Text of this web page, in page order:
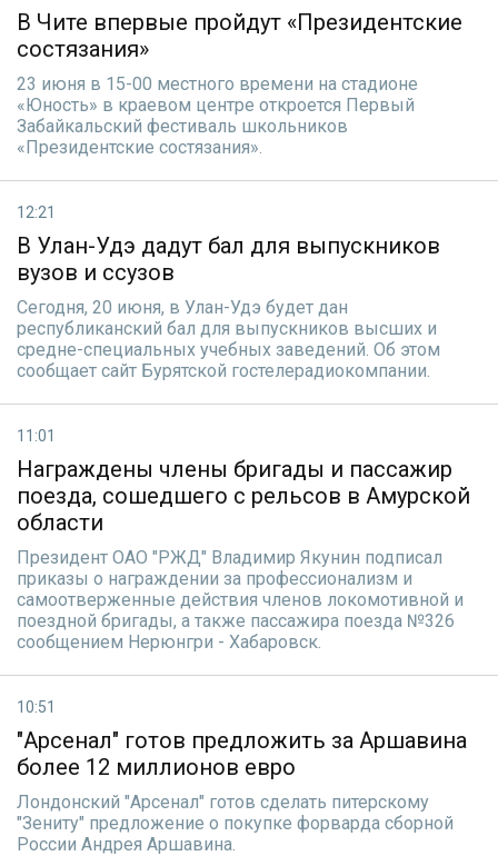
В Чите впервые пройдут «Президентские
состязания»
23 июня в 15-00 местного времени на стадионе
«Юность» в краевом центре откроется Первый
Забайкальский фестиваль школьников
«Президентские состязания».
12:21
В Улан-Удэ дадут бал для выпускников
вузов и ссузов
Сегодня, 20 июня, в Улан-Удэ будет дан
республиканский бал для выпускников высших и
средне-специальных учебных заведений. Об этом
сообщает сайт Бурятской гостелерадиокомпании.
11:01
Награждены члены бригады и пассажир
поезда, сошедшего с рельсов в Амурской
области
Президент ОАО "РЖД" Владимир Якунин подписал
приказы о награждении за профессионализм и
самоотверженные действия членов локомотивной и
поездной бригады, а также пассажира поезда №326
сообщением Нерюнгри - Хабаровск.
10:51
"Арсенал" готов предложить за Аршавина
более 12 миллионов евро
Лондонский "Арсенал" готов сделать питерскому
"Зениту" предложение о покупке форварда сборной
России Андрея Аршавина.